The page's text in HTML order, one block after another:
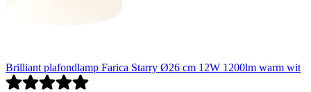
Brilliant plafondlamp Farica Starry Ø26 cm 12W 1200lm warm wit